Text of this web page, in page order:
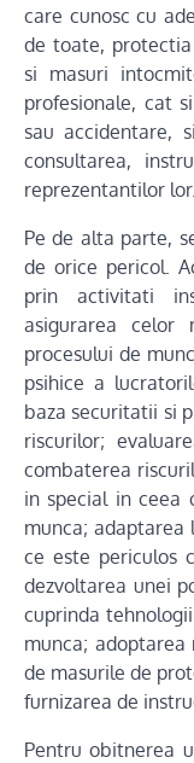
care cunosc cu
de toate,
si masuri
profesionale, cat
sau accidentare,
consultarea,
reprezentantilor lor.
Pe de alta parte,
de orice pericol.
prin activitati
asigurarea celor
procesului de
psihice a
baza securitatii si
riscurilor;
combaterea
in special in ceea
munca; adaptarea
ce este periculos
dezvoltarea unei
cuprinda
munca;
de masurile de
furnizarea de
Pentru obitnerea